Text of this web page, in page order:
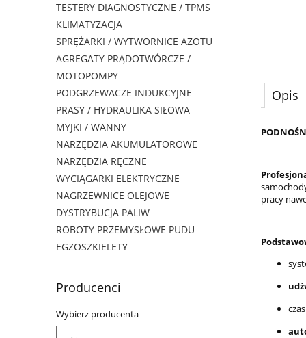
TESTERY DIAGNOSTYCZNE / TPMS
KLIMATYZACJA
SPRĘŻARKI / WYTWORNICE AZOTU
AGREGATY PRĄDOTWÓRCZE /
MOTOPOMPY
PODGRZEWACZE INDUKCYJNE
PRASY / HYDRAULIKA SIŁOWA
MYJKI / WANNY
NARZĘDZIA AKUMULATOROWE
NARZĘDZIA RĘCZNE
WYCIĄGARKI ELEKTRYCZNE
NAGRZEWNICE OLEJOWE
DYSTRYBUCJA PALIW
ROBOTY PRZEMYSŁOWE PUDU
EGZOSZKIELETY
Producenci
Wybierz producenta
Opis
pracy